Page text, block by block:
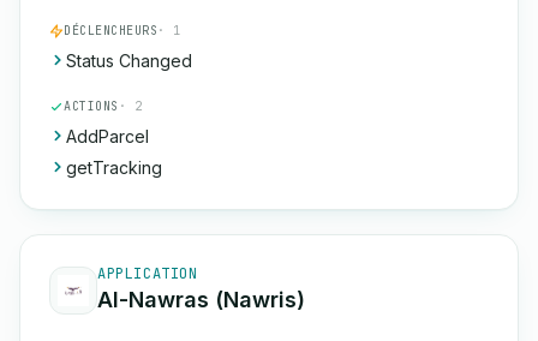
DÉCLENCHEURS · 1
Status Changed
ACTIONS · 2
AddParcel
getTracking
APPLICATION
Al-Nawras (Nawris)